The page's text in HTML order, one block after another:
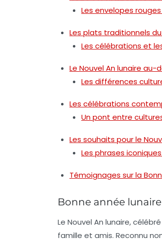
Les envelopes
Les plats traditionnels
Les célébrations et
Le Nouvel An lunaire
Les différences
Les célébrations
Un pont entre
Les souhaits pour le
Les phrases
Témoignages sur la
Bonne année
Le Nouvel An lunaire,
famille et amis. Reconnu